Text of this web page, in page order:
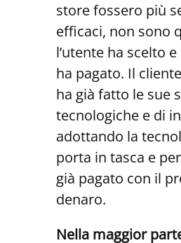
store fossero più
efficaci, non sono
l’utente ha scelto
ha pagato. Il
ha già fatto le sue
tecnologiche e di
adottando la
porta in tasca e
già pagato con il
denaro.
Nella maggior